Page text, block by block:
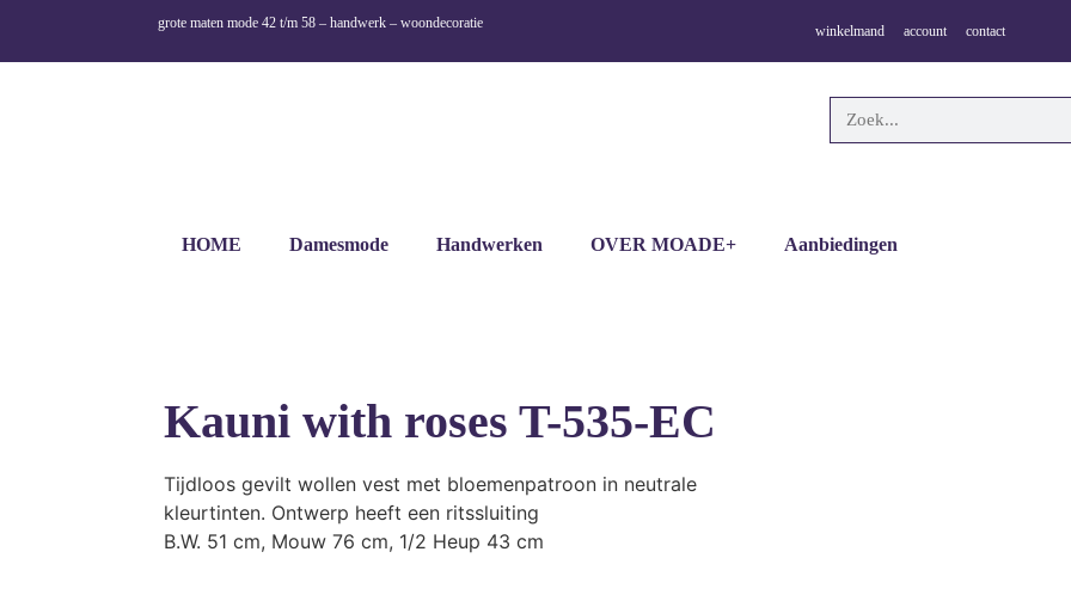
grote maten mode 42 t/m 58 – handwerk – woondecoratie
winkelmand account contact
HOME Damesmode Handwerken OVER MOADE+ Aanbiedingen
Kauni with roses T-535-EC
Tijdloos gevilt wollen vest met bloemenpatroon in neutrale
kleurtinten. Ontwerp heeft een ritssluiting
B.W. 51 cm, Mouw 76 cm, 1/2 Heup 43 cm